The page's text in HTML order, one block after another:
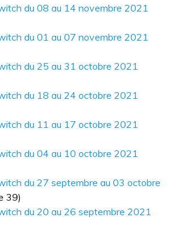
du 08 au 14 novembre 2021
du 01 au 07 novembre 2021
du 25 au 31 octobre 2021
du 18 au 24 octobre 2021
du 11 au 17 octobre 2021
du 04 au 10 octobre 2021
du 27 septembre au 03 octobre
39)
du 20 au 26 septembre 2021